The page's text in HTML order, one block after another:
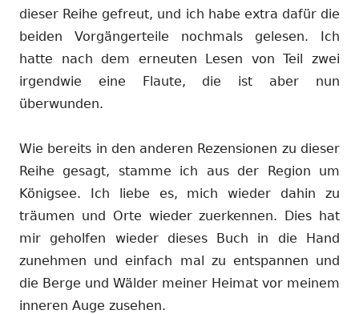
dieser Reihe gefreut, und ich habe extra dafür die
beiden Vorgängerteile nochmals gelesen. Ich
hatte nach dem erneuten Lesen von Teil zwei
irgendwie eine Flaute, die ist aber nun
überwunden.
Wie bereits in den anderen Rezensionen zu dieser
Reihe gesagt, stamme ich aus der Region um
Königsee. Ich liebe es, mich wieder dahin zu
träumen und Orte wieder zuerkennen. Dies hat
mir geholfen wieder dieses Buch in die Hand
zunehmen und einfach mal zu entspannen und
die Berge und Wälder meiner Heimat vor meinem
inneren Auge zusehen.